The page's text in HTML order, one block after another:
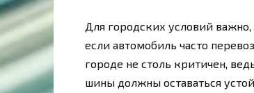
Для городских условий
если автомобиль часто
городе не столь критичен,
шины должны оставаться